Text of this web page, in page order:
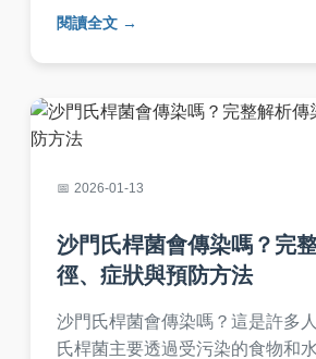
擾。
閱讀全文
2026-01-13
沙門氏桿菌會傳染嗎？完
徑、症狀與預防方法
沙門氏桿菌會傳染嗎？這是許多
氏桿菌主要透過受污染的食物和